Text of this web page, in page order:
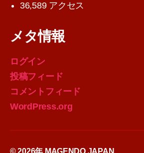
36,589 アクセス
メタ情報
ログイン
投稿フィード
コメントフィード
WordPress.org